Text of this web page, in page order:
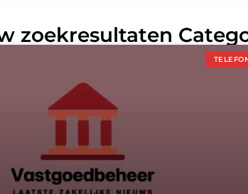
zoekresultaten